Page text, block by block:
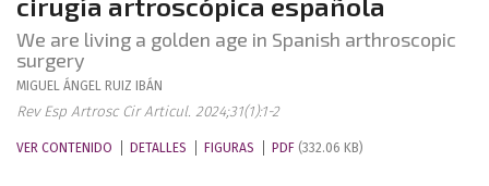
We are living a golden age in Spanish arthroscopic
surgery
MIGUEL ÁNGEL RUIZ IBÁN
Rev Esp Artrosc Cir Articul. 2024;31(1):1-2
VER CONTENIDO DETALLES FIGURAS PDF (332.06 KB)